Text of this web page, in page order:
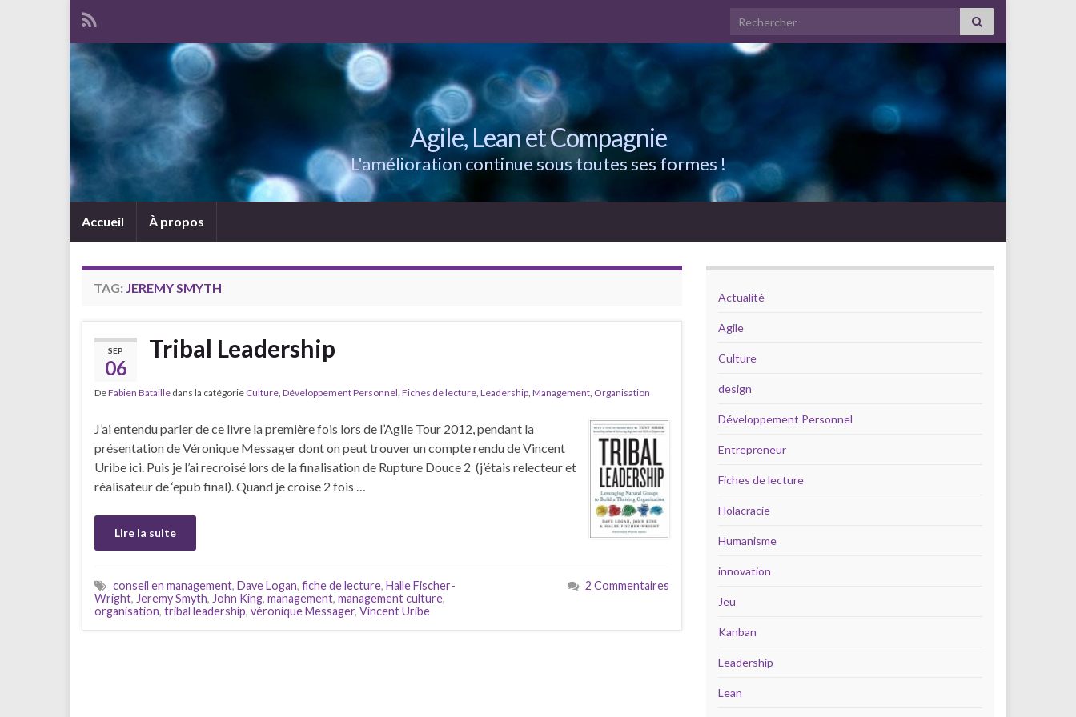
Search for:
Agile, Lean et Compagnie
L'amélioration continue sous toutes ses formes !
Accueil À propos
TAG: JEREMY SMYTH
SEP
06
Tribal Leadership
DeFabien Bataille dans la catégorie Culture, Développement Personnel, Fiches de lecture, Leadership, Management, Organisation
J’ai entendu parler de ce livre la première fois lors de l’Agile Tour 2012, pendant la
présentation de Véronique Messager dont on peut trouver un compte rendu de Vincent
Uribe ici. Puis je l’ai recroisé lors de la finalisation de Rupture Douce 2 (j’étais relecteur et
réalisateur de ‘epub final). Quand je croise 2 fois …
Lire la suite
conseil en management, Dave Logan, fiche de lecture, Halle Fischer-
Wright, Jeremy Smyth, John King, management, management culture,
organisation, tribal leadership, véronique Messager, Vincent Uribe
2 Commentaires
Actualité
Agile
Culture
design
Développement Personnel
Entrepreneur
Fiches de lecture
Holacracie
Humanisme
innovation
Jeu
Kanban
Leadership
Lean